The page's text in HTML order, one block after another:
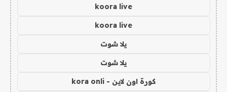
koora live
koora live
يلا شوت
يلا شوت
كورة اون لاين - kora onli